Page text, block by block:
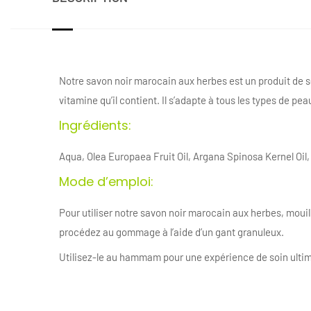
Notre savon noir marocain aux herbes est un produit de
vitamine qu’il contient. Il s’adapte à tous les types de
Ingrédients:
Aqua, Olea Europaea Fruit Oil, Argana Spinosa Kernel
Mode d’emploi:
Pour utiliser notre savon noir marocain aux herbes,
procédez au gommage à l’aide d’un gant granuleux.
Utilisez-le au hammam pour une expérience de soin